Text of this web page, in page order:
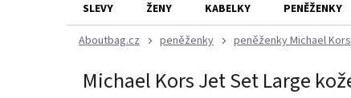
SLEVY ŽENY KABELKY PENĚŽENKY
peněženky
peněženky Michael Kors
Michael Kors Jet Set Large